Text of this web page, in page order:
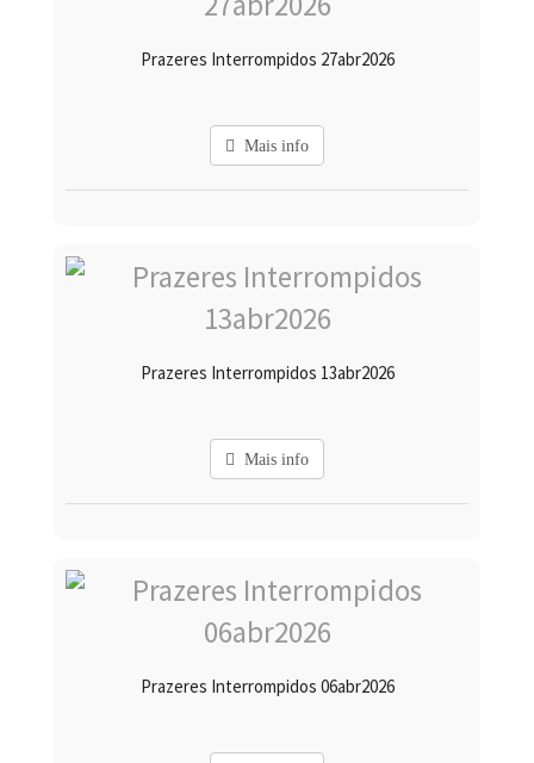
Prazeres Interrompidos 27abr2026
Mais info
Prazeres Interrompidos 13abr2026
Mais info
Prazeres Interrompidos 06abr2026